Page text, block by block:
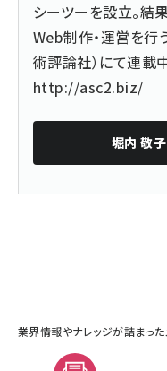
シーツーを設立。結
Web制作・運営を行
術評論社）にて連載
http://asc2.biz/
堀内 敬子
業界情報やナレッジが詰まっ